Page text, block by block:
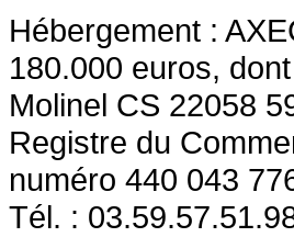
Hébergement :
180.000 euros,
Molinel CS 22058
Registre du
numéro 440 043
Tél. :